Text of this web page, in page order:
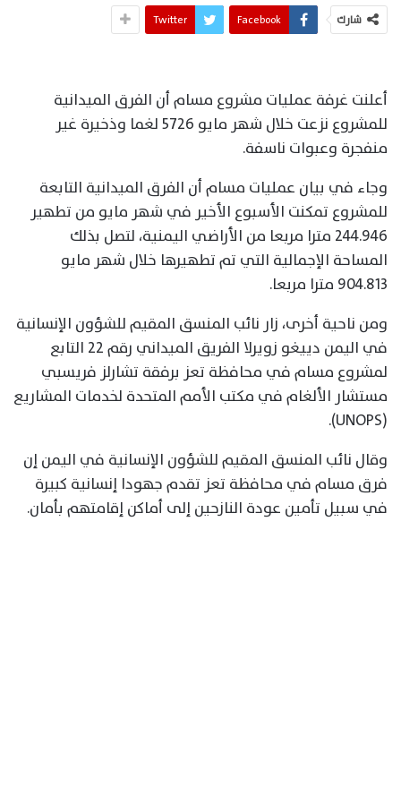
شارك Facebook
Twitter
أعلنت غرفة عمليات مشروع مسام أن الفرق الميدانية
للمشروع نزعت خلال شهر مايو 5726 لغما وذخيرة غير
منفجرة وعبوات ناسفة.
وجاء في بيان عمليات مسام أن الفرق الميدانية التابعة
للمشروع تمكنت الأسبوع الأخير في شهر مايو من تطهير
244.946 مترا مربعا من الأراضي اليمنية، لتصل بذلك
المساحة الإجمالية التي تم تطهيرها خلال شهر مايو
904.813 مترا مربعا.
ومن ناحية أخرى، زار نائب المنسق المقيم للشؤون الإنسانية
في اليمن دييغو زويرلا الفريق الميداني رقم 22 التابع
لمشروع مسام في محافظة تعز برفقة تشارلز فريسبي
مستشار الألغام في مكتب الأمم المتحدة لخدمات المشاريع
(UNOPS).
وقال نائب المنسق المقيم للشؤون الإنسانية في اليمن إن
فرق مسام في محافظة تعز تقدم جهودا إنسانية كبيرة
في سبيل تأمين عودة النازحين إلى أماكن إقامتهم بأمان.